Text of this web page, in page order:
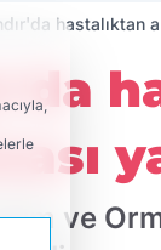
hastalıktan
ve